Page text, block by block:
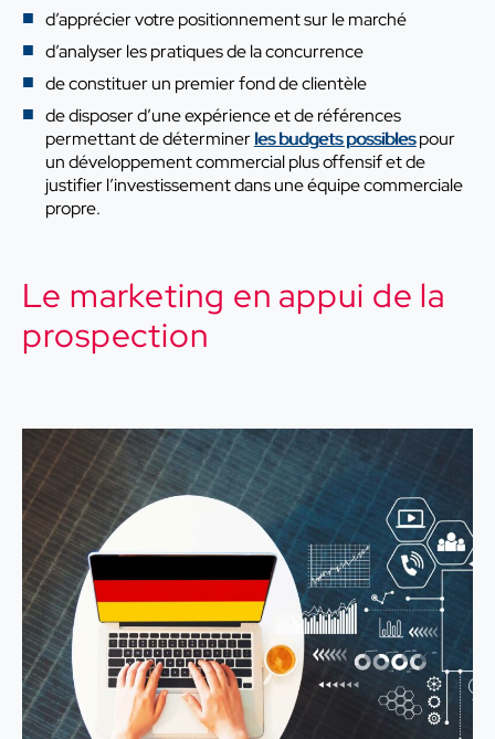
d’apprécier votre positionnement sur le marché
d’analyser les pratiques de la concurrence
de constituer un premier fond de clientèle
de disposer d’une expérience et de références
permettant de déterminerles budgets possiblespour
un développement commercial plus offensif et de
justifier l’investissement dans une équipe commerciale
propre.
Le marketing en appui de la
prospection